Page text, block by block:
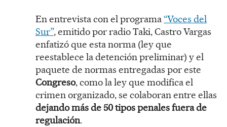
En entrevista con el programa“Voces del
Sur”, emitido por radio Taki, Castro Vargas
enfatizó que esta norma (ley que
reestablece la detención preliminar) y el
paquete de normas entregadas por este
Congreso, como la ley que modifica el
crimen organizado, se colaboran entre ellas
dejando más de 50 tipos penales fuera de
regulación.